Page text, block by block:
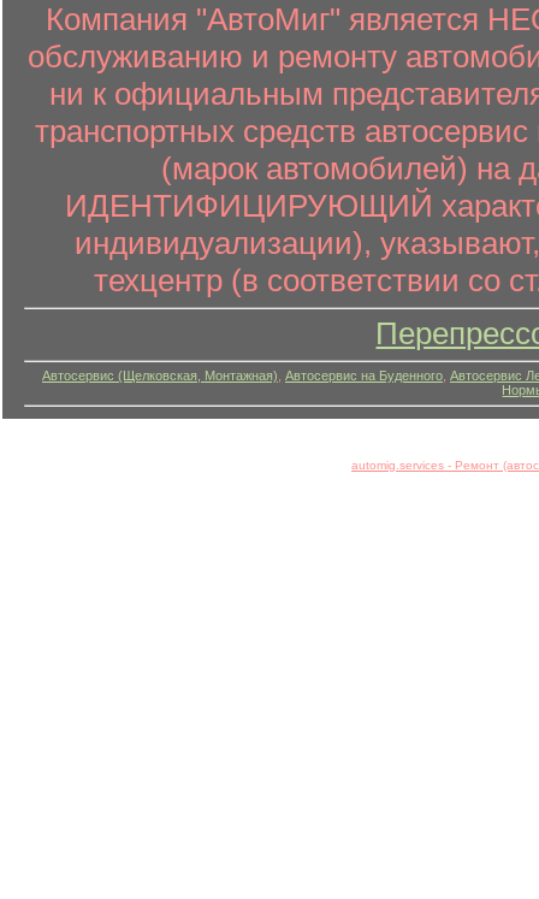
Компания "АвтоМиг" является
обслуживанию и ремонту
ни к официальным
транспортных средств
(марок автомобилей) на
ИДЕНТИФИЦИРУЮЩИЙ характер
индивидуализации),
техцентр (в соответствии со
Автосервис (Щелковская, Монтажная) Автосервис на Буденного Автосервис
automig.services - Ремонт